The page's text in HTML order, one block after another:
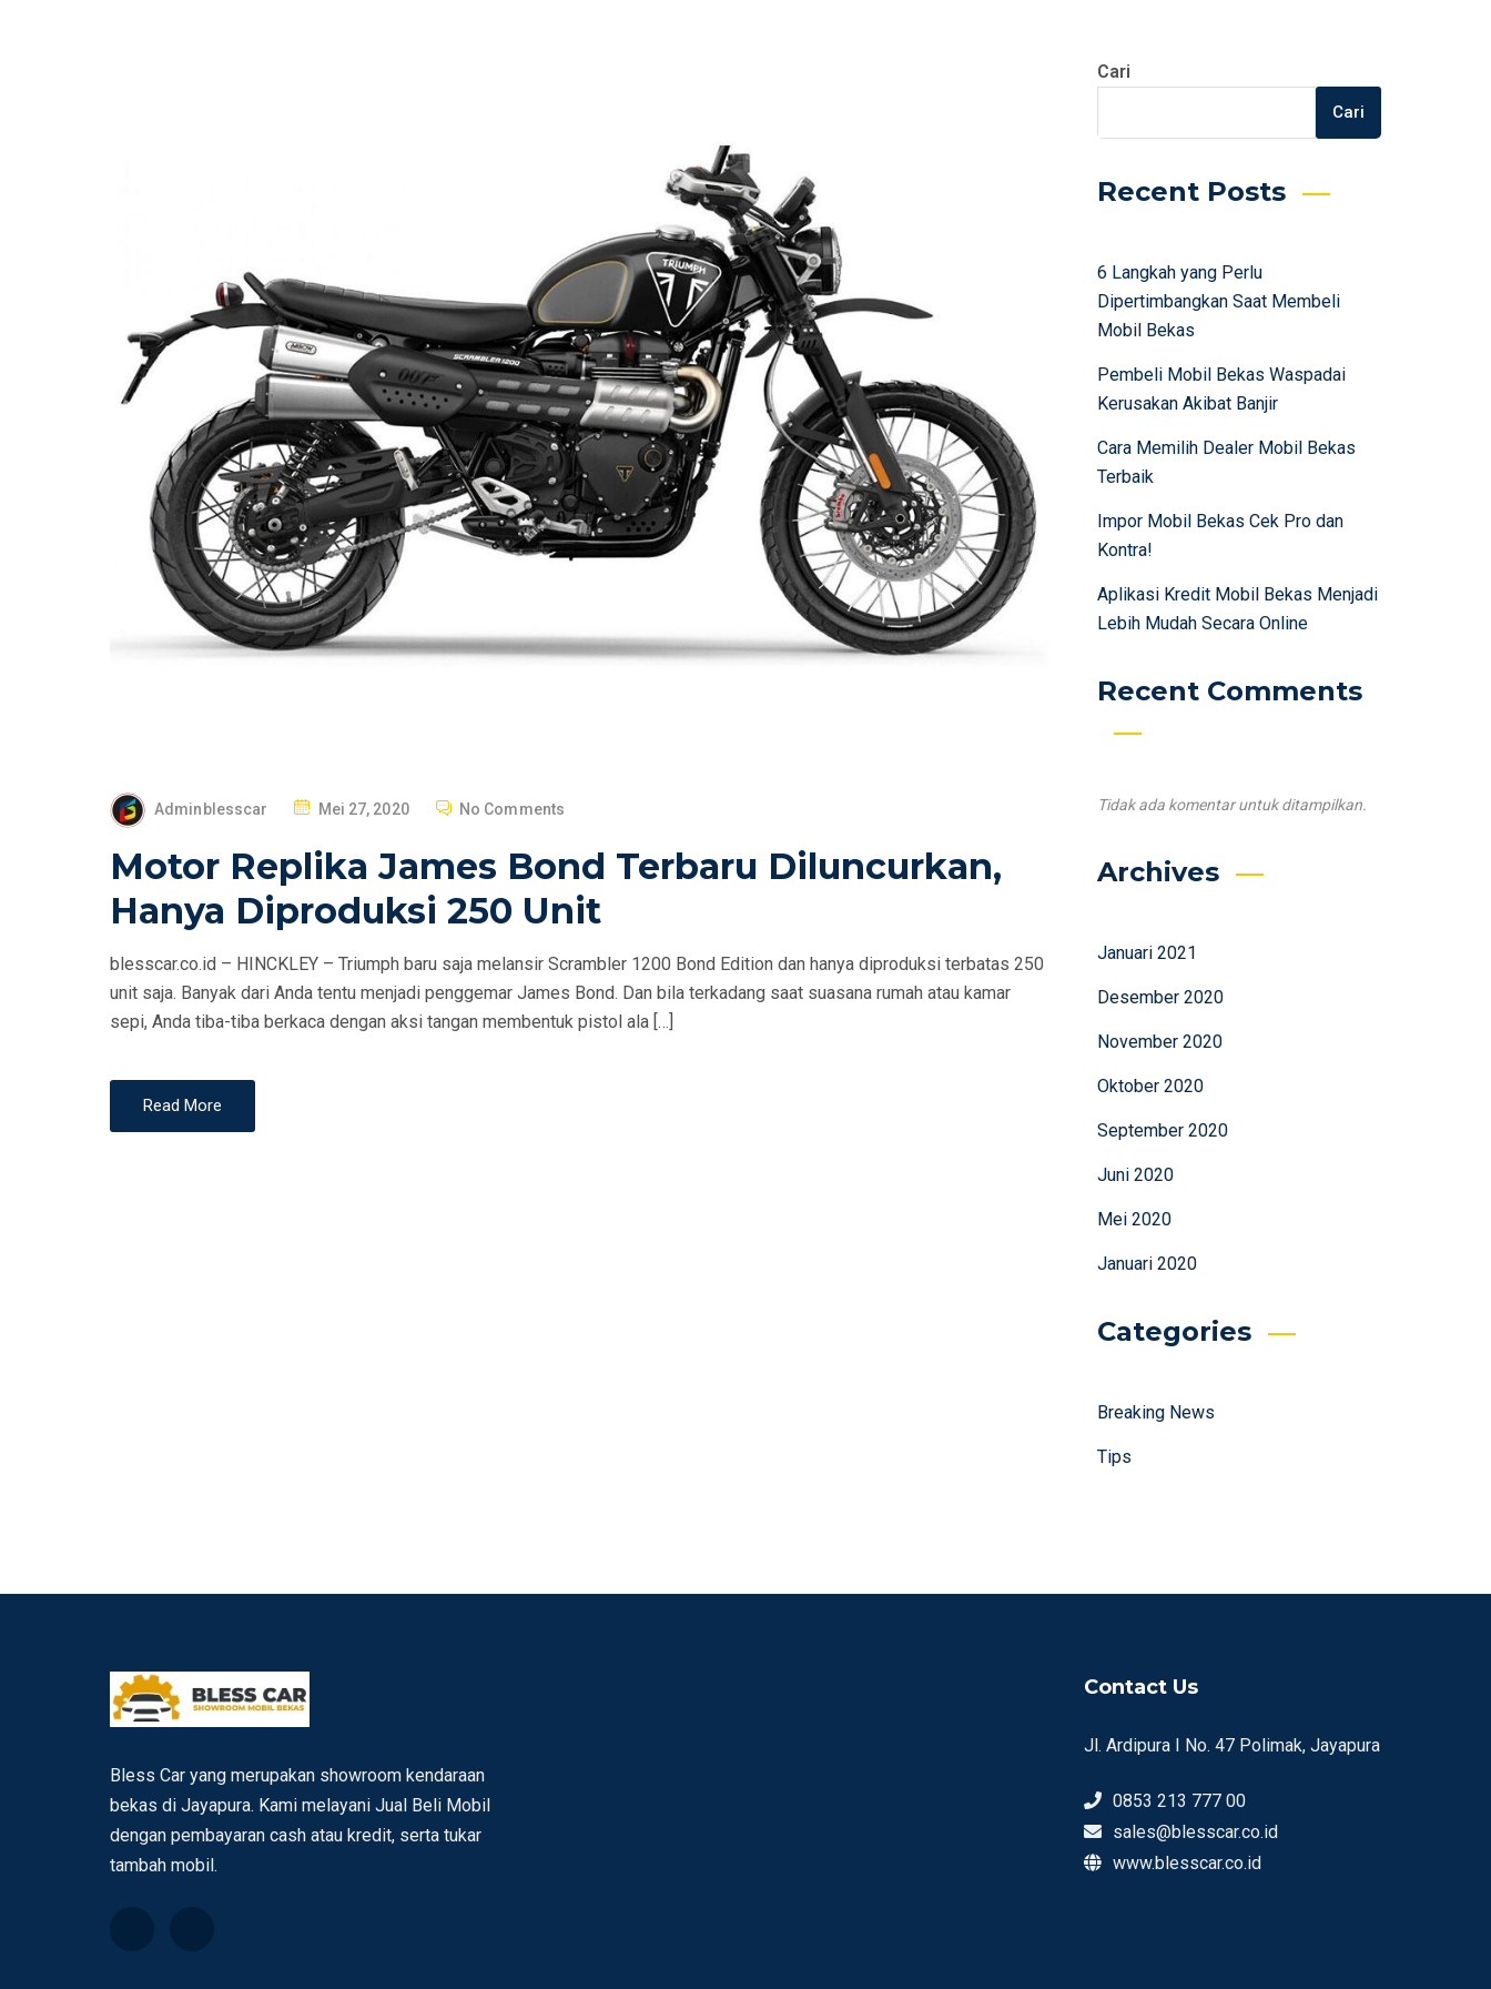
Adminblesscar
P
S
E
Mei 27, 2020 No Comments
Motor Replika James Bond Terbaru Diluncurkan,
Hanya Diproduksi 250 Unit
blesscar.co.id – HINCKLEY – Triumph baru saja melansir Scrambler 1200 Bond Edition dan hanya diproduksi terbatas 250
unit saja. Banyak dari Anda tentu menjadi penggemar James Bond. Dan bila terkadang saat suasana rumah atau kamar
sepi, Anda tiba-tiba berkaca dengan aksi tangan membentuk pistol ala […]
Read More
Cari
Cari
Recent Posts
6 Langkah yang Perlu
Dipertimbangkan Saat Membeli
Mobil Bekas
Pembeli Mobil Bekas Waspadai
Kerusakan Akibat Banjir
Cara Memilih Dealer Mobil Bekas
Terbaik
Impor Mobil Bekas Cek Pro dan
Kontra!
Aplikasi Kredit Mobil Bekas Menjadi
Lebih Mudah Secara Online
Recent Comments
Tidak ada komentar untuk ditampilkan.
Archives
Januari 2021
Desember 2020
November 2020
Oktober 2020
September 2020
Juni 2020
Mei 2020
Januari 2020
Categories
Breaking News
Tips
Bless Car yang merupakan showroom kendaraan
bekas di Jayapura. Kami melayani Jual Beli Mobil
dengan pembayaran cash atau kredit, serta tukar
tambah mobil.
Contact Us
Jl. Ardipura I No. 47 Polimak, Jayapura
0853 213 777 00
sales@blesscar.co.id
www.blesscar.co.id